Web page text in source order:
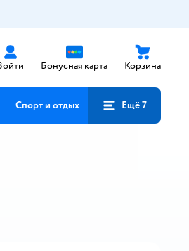
Бонусная карта Корзина
Спорт и отдых Ещё 7